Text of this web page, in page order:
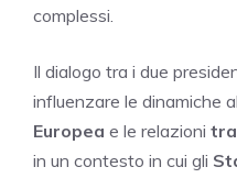
complessi.
Il dialogo tra i due
influenzare le dinamiche
Europea e le relazioni
in un contesto in cui gli